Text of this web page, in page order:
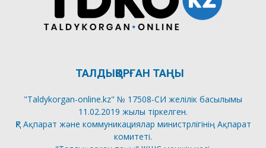
ТАЛДЫҚОРҒАН ТАҢЫ
"Taldykorgan-online.kz" № 17508-СИ желілік басылымы
11.02.2019 жылы тіркелген.
ҚР Ақпарат және коммуникациялар министрлігінің Ақпарат
комитеті.